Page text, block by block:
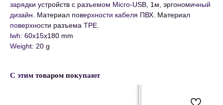
зарядки устройств с разъемом Micro-USB, 1м, эргономичный
дизайн. Материал поверхности кабеля ПВХ. Материал
поверхности разъема TPE.
lwh: 60x15x180 mm
Weight: 20 g
С этим товаром покупают